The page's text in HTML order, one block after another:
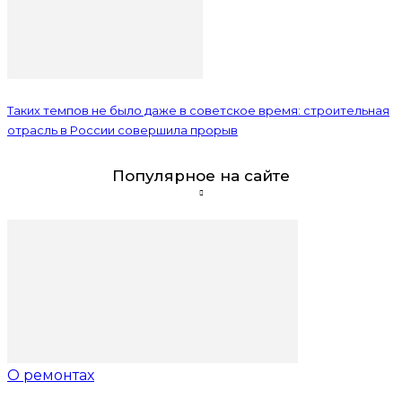
Таких темпов не было даже в советское время: строительная
отрасль в России совершила прорыв
Популярное на сайте
О ремонтах